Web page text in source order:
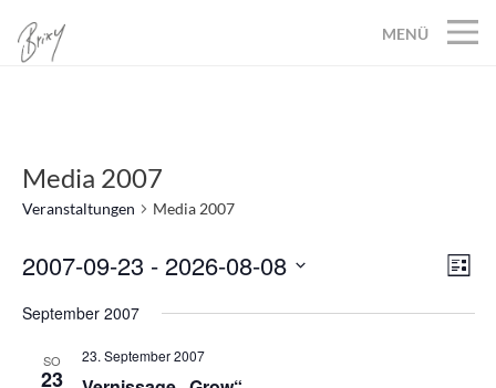
MENÜ
Media 2007
Veranstaltungen Media 2007
Liste
2007-09-23 - 2026-08-08
wählen.
September 2007
SO
23
23. September 2007